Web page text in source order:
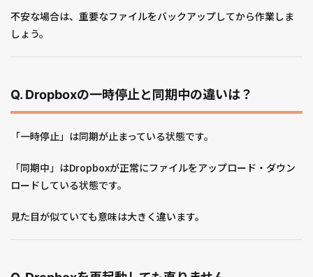
不安な場合は、重要なファイルをバックアップしてから作業しま
しょう。
Q. Dropboxの一時停止と同期中の違いは？
「一時停止」は同期が止まっている状態です。
「同期中」はDropboxが正常にファイルをアップロード・ダウン
ロードしている状態です。
見た目が似ていても意味は大きく違います。